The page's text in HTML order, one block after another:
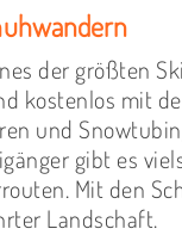
der größten
kostenlos mit
und
gibt es
Mit den
Landschaft.